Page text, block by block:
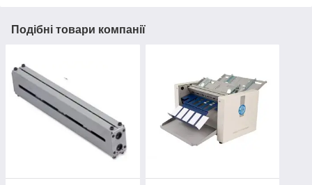
Подібні товари компанії